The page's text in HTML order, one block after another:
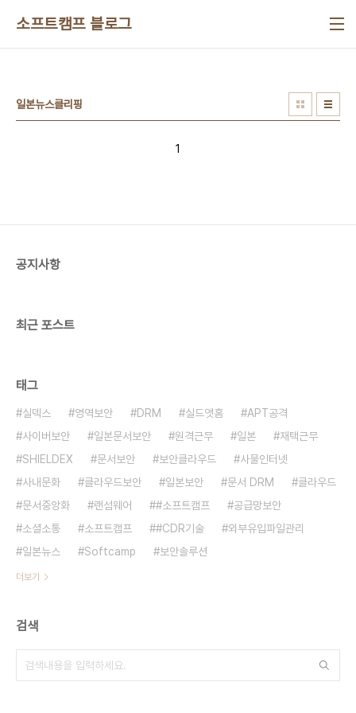
소프트캠프 블로그
일본뉴스클리핑
1
공지사항
최근 포스트
태그
실덱스 영역보안 DRM 실드앳홈
APT공격
사이버보안
일본문서보안 원격근무 일본
재택근무
SHIELDEX
문서보안 보안클라우드
사물인터넷
사내문화
클라우드보안 일본보안 문서 DRM
클라우드
문서중앙화
랜섬웨어 #소프트캠프
공급망보안
소셜소통
소프트캠프 #CDR기술
외부유입파일관리
일본뉴스
Softcamp 보안솔루션
더보기
검색